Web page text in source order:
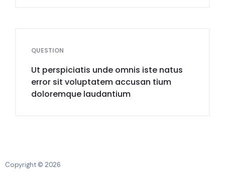
QUESTION
Ut perspiciatis unde omnis iste natus
error sit voluptatem accusan tium
doloremque laudantium
Copyright © 2026